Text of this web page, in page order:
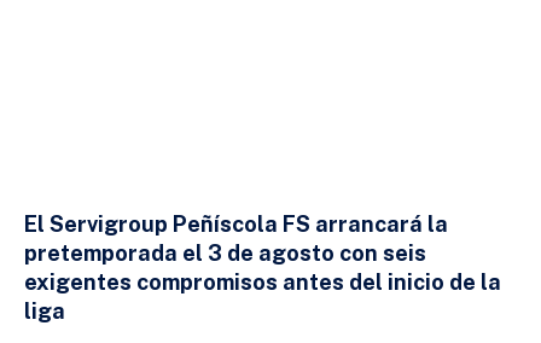
El Servigroup Peñíscola FS arrancará la
pretemporada el 3 de agosto con seis
exigentes compromisos antes del inicio de la
liga